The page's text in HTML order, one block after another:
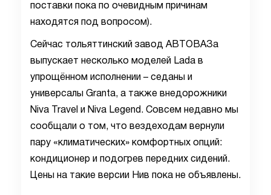
поставки пока по очевидным причинам
находятся под вопросом).
Сейчас тольяттинский завод АВТОВАЗа
выпускает несколько моделей Lada в
упрощённом исполнении – седаны и
универсалы Granta, а также внедорожники
Niva Travel и Niva Legend. Совсем недавно мы
сообщали о том, что вездеходам вернули
пару «климатических» комфортных опций:
кондиционер и подогрев передних сидений.
Цены на такие версии Нив пока не объявлены.